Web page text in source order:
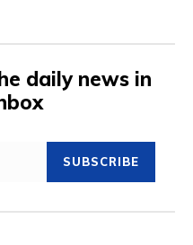
daily news in
SUBSCRIBE